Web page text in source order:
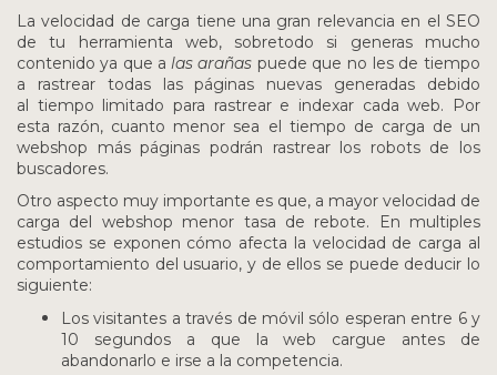
La velocidad de carga tiene una gran relevancia en el SEO
de tu herramienta web, sobretodo si generas mucho
contenido ya que a las arañas puede que no les de tiempo
a rastrear todas las páginas nuevas generadas debido
al tiempo limitado para rastrear e indexar cada web. Por
esta razón, cuanto menor sea el tiempo de carga de un
webshop más páginas podrán rastrear los robots de los
buscadores.
Otro aspecto muy importante es que, a mayor velocidad de
carga del webshop menor tasa de rebote. En multiples
estudios se exponen cómo afecta la velocidad de carga al
comportamiento del usuario, y de ellos se puede deducir lo
siguiente:
Los visitantes a través de móvil sólo esperan entre 6 y
10 segundos a que la web cargue antes de
abandonarlo e irse a la competencia.